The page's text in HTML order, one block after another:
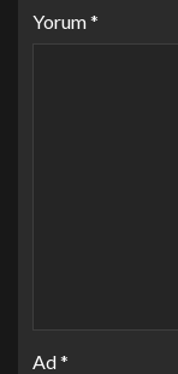
Yorum*
Ad*